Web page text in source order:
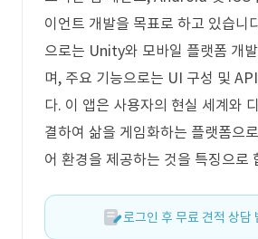
이언트 개발을 목표로 하고 있습니
으로는 Unity와 모바일 플랫폼 개
며, 주요 기능으로는 UI 구성 및
다. 이 앱은 사용자의 현실 세계와
결하여 삶을 게임화하는 플랫폼으
어 환경을 제공하는 것을 특징으로
로그인 후 무료 견적 상담